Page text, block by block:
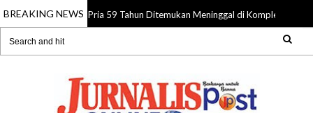
BREAKING NEWS
08 Aug 2026 Pria 59 Tahun Ditemukan Meninggal di Komplek Pasar